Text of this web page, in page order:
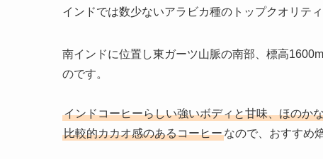
インドでは数少ないアラビカ種のトップクオリティ
南インドに位置し東ガーツ山脈の南部、標高
のです。
インドコーヒーらしい強いボディと甘味、ほのか
比較的カカオ感のあるコーヒーなので、おすすめ